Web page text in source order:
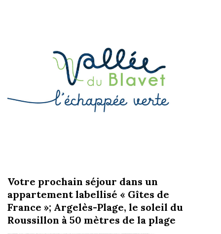
Votre prochain séjour dans un
appartement labellisé « Gîtes de
France »; Argelès-Plage, le soleil du
Roussillon à 50 mètres de la plage